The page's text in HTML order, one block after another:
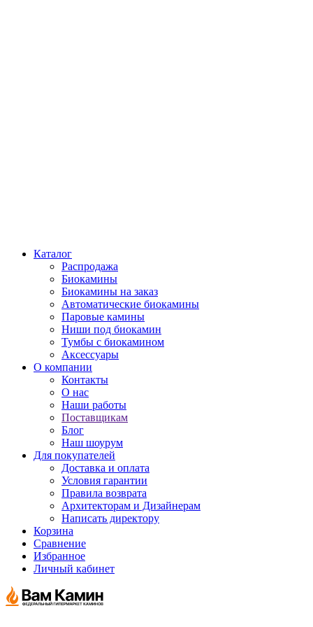
Каталог
Распродажа
Биокамины
Биокамины на заказ
Автоматические биокамины
Паровые камины
Ниши под биокамин
Тумбы с биокамином
Аксессуары
О компании
Контакты
О нас
Наши работы
Поставщикам
Блог
Наш шоурум
Для покупателей
Доставка и оплата
Условия гарантии
Правила возврата
Архитекторам и Дизайнерам
Написать директору
Корзина
Сравнение
Избранное
Личный кабинет